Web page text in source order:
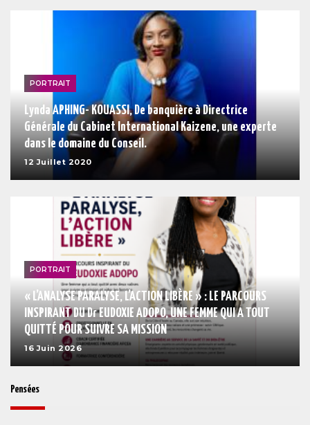
PORTRAIT
Lynda APHING- KOUASSI, De banquière à Directrice
Générale du Cabinet International Kaizene, une experte
dans le domaine du Conseil.
12 Juillet 2020
PORTRAIT
« L’ANALYSE PARALYSE, L’ACTION LIBÈRE » : LE PARCOURS
INSPIRANT DU Dr EUDOXIE ADOPO, UNE FEMME QUI A TOUT
QUITTÉ POUR SUIVRE SA MISSION
16 Juin 2026
Pensées